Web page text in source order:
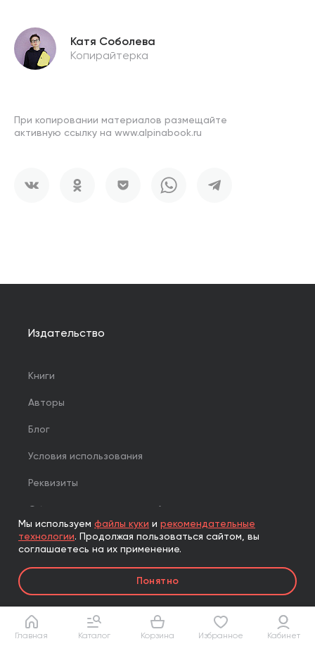
Катя Соболева
Копирайтерка
При копировании материалов размещайте
активную ссылку на www.alpinabook.ru
Издательство
Книги
Авторы
Блог
Условия использования
Реквизиты
Об издательской группе «Альпина»
Вечерняя «Альпина»
Мы используем файлы куки и рекомендательные
технологии. Продолжая пользоваться сайтом, вы
соглашаетесь на их применение.
Понятно
Главная Каталог Корзина Избранное Кабинет